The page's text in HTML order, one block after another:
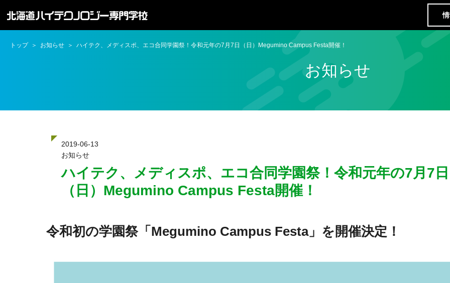
お知らせ
トップ お知らせ ハイテク、メディスポ、エコ合同学園祭！令和元年の7月7日（日）Megumino Campus Festa開催！
2019-06-13
お知らせ
ハイテク、メディスポ、エコ合同学園祭！令和元年の7月7日
（日）Megumino Campus Festa開催！
令和初の学園祭「Megumino Campus Festa」を開催決定！